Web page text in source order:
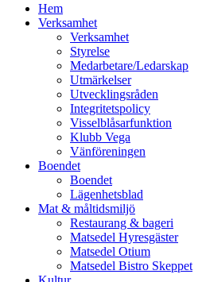
Hem
Verksamhet
Verksamhet
Styrelse
Medarbetare/Ledarskap
Utmärkelser
Utvecklingsråden
Integritetspolicy
Visselblåsarfunktion
Klubb Vega
Vänföreningen
Boendet
Boendet
Lägenhetsblad
Mat & måltidsmiljö
Restaurang & bageri
Matsedel Hyresgäster
Matsedel Otium
Matsedel Bistro Skeppet